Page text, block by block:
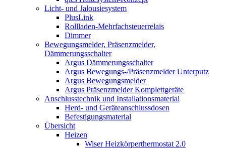
Licht- und Jalousiesystem
PlusLink
Rollladen-Mehrfachsteuerrelais
Dimmer
Bewegungsmelder, Präsenzmelder,
Dämmerungsschalter
Argus Dämmerungsschalter
Argus Bewegungs-/Präsenzmelder Unterputz
Argus Bewegungsmelder
Argus Präsenzmelder Komplettgeräte
Anschlusstechnik und Installationsmaterial
Herd- und Geräteanschlussdosen
Befestigungsmaterial
Übersicht
Heizen
Wiser Heizkörperthermostat 2.0